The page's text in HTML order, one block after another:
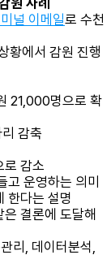
사례
널 이메일로 수천
황에서 감원 진행
21,000명으로 확
감축
감소
운영하는 의미
한다는 설명
결론에 도달해
리, 데이터분석,